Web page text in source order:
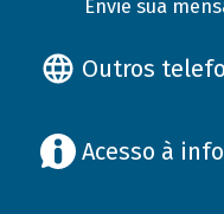
Envie sua
Outros
Acesso à